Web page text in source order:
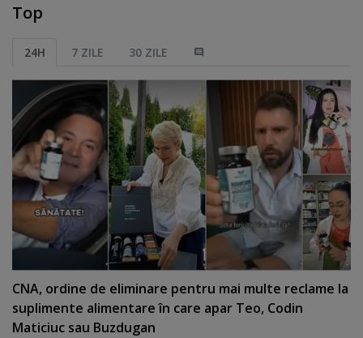
Top
24H 7 ZILE 30 ZILE
CNA, ordine de eliminare pentru mai multe reclame la
suplimente alimentare în care apar Teo, Codin
Maticiuc sau Buzdugan